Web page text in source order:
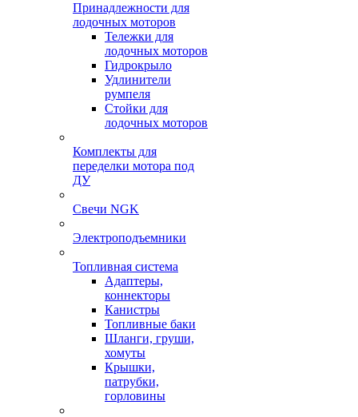
Принадлежности для
лодочных моторов
Тележки для
лодочных моторов
Гидрокрыло
Удлинители
румпеля
Стойки для
лодочных моторов
Комплекты для
переделки мотора под
ДУ
Свечи NGK
Электроподъемники
Топливная система
Адаптеры,
коннекторы
Канистры
Топливные баки
Шланги, груши,
хомуты
Крышки,
патрубки,
горловины